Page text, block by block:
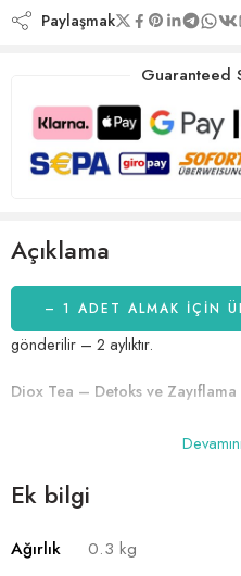
Paylaşmak
Guaranteed
Açıklama
– 1 ADET ALMAK IÇIN
gönderilir – 2 aylıktır.
Diox Tea – Detoks ve
Zayıflama yolculuğunuzda size
bir gıda takviyesi içerik yazarı ve
Tea’yı size şiddetle tavsiye
Ek bilgi
Ağırlık
0.3 kg